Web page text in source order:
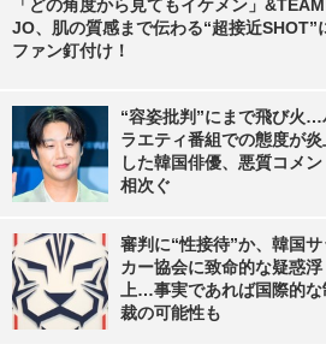
「どの角度から見てもイケメン」&TEAM
JO、肌の質感まで伝わる“超接近SHOT”
ファン釘付け！
“容姿批判”にまで飛び火…
ラエティ番組での態度が炎
した韓国俳優、悪質コメン
相次ぐ
審判に“性接待”か、韓国サ
カー協会に致命的な疑惑浮
上…事実であれば国際的な
裁の可能性も